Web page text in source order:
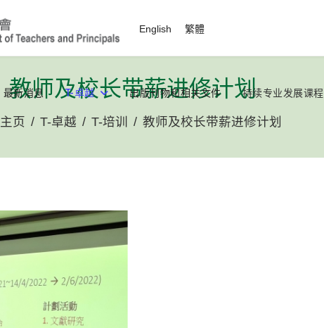
选择你的语音
English 繁體
最新消息 T-卓越 出版刊物和相关文件 持续专业发展课程
教师及校长带薪进修计划
主页 T-卓越 T-培训 教师及校长带薪进修计划